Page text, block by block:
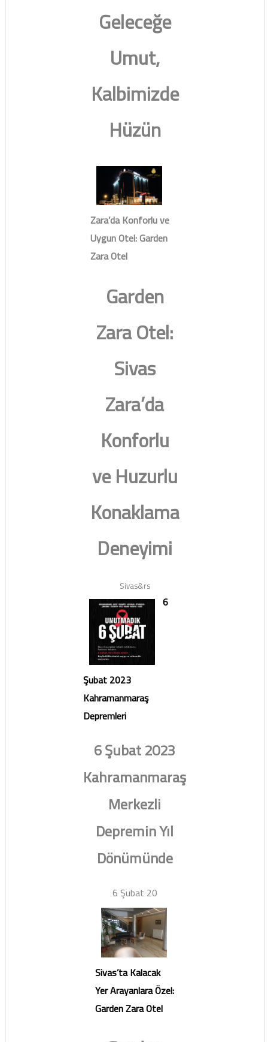
Geleceğe
Umut,
Kalbimizde
Hüzün
Zara’da Konforlu ve
Uygun Otel: Garden
Zara Otel
Garden
Zara Otel:
Sivas
Zara’da
Konforlu
ve Huzurlu
Konaklama
Deneyimi
Sivas&rs
6
Şubat 2023
Kahramanmaraş
Depremleri
6 Şubat 2023
Kahramanmaraş
Merkezli
Depremin Yıl
Dönümünde
6 Şubat 20
Sivas’ta Kalacak
Yer Arayanlara Özel:
Garden Zara Otel